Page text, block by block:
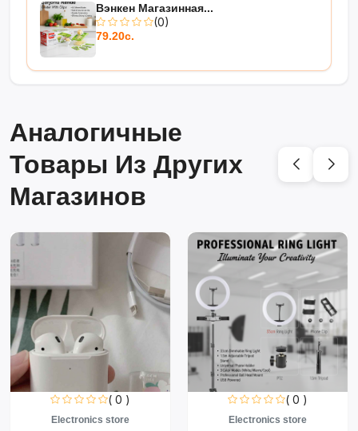
Вэнкен Магазинная...
(0)
79.20с.
Аналогичные
Товары Из Других
Магазинов
( 0 )
Electronics store
( 0 )
Electronics store